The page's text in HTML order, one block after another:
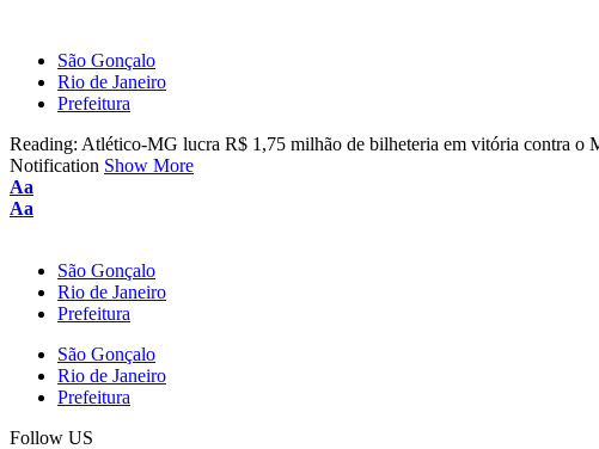
São Gonçalo
Rio de Janeiro
Prefeitura
Reading: Atlético-MG lucra R$ 1,75 milhão de bilheteria em vitória contra o
Notification Show More
Font
Resizer
Aa
Font
Aa
São Gonçalo
Rio de Janeiro
Prefeitura
São Gonçalo
Rio de Janeiro
Prefeitura
Follow US